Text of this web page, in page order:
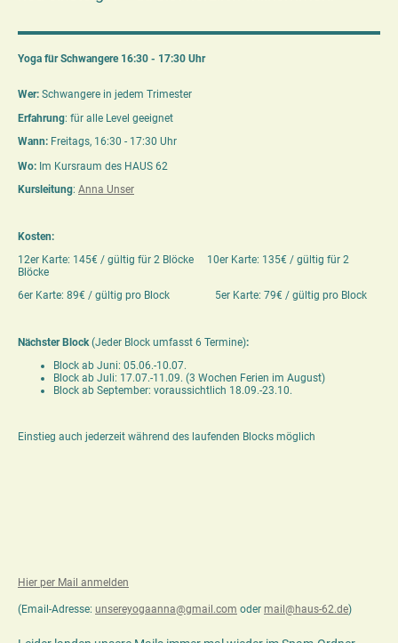
Yoga für Schwangere 16:30 - 17:30 Uhr
Wer: Schwangere in jedem Trimester
Erfahrung: für alle Level geeignet
Wann: Freitags, 16:30 - 17:30 Uhr
Wo: Im Kursraum des HAUS 62
Kursleitung: Anna Unser
Kosten:
12er Karte: 145€ / gültig für 2 Blöcke 10er Karte: 135€ / gültig für 2
Blöcke
6er Karte: 89€ / gültig pro Block 5er Karte: 79€ / gültig pro Block
Nächster Block (Jeder Block umfasst 6 Termine):
Block ab Juni: 05.06.-10.07.
Block ab Juli: 17.07.-11.09. (3 Wochen Ferien im August)
Block ab September: voraussichtlich 18.09.-23.10.
Einstieg auch jederzeit während des laufenden Blocks möglich
Hier per Mail anmelden
(Email-Adresse: unsereyogaanna@gmail.com oder mail@haus-62.de)